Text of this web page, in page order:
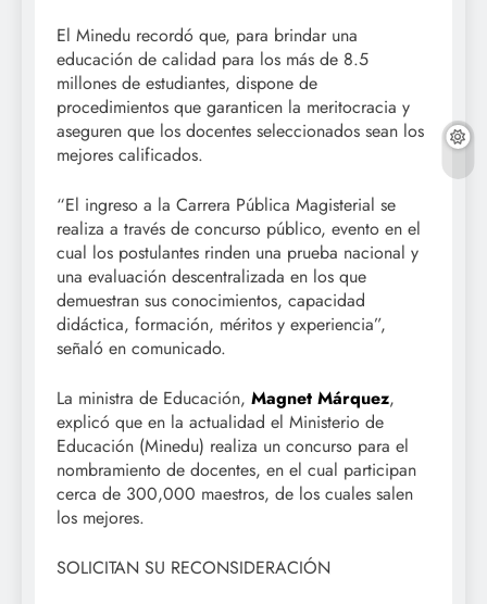
El Minedu recordó que, para brindar una
educación de calidad para los más de 8.5
millones de estudiantes, dispone de
procedimientos que garanticen la meritocracia y
aseguren que los docentes seleccionados sean los
mejores calificados.
“El ingreso a la Carrera Pública Magisterial se
realiza a través de concurso público, evento en el
cual los postulantes rinden una prueba nacional y
una evaluación descentralizada en los que
demuestran sus conocimientos, capacidad
didáctica, formación, méritos y experiencia”,
señaló en comunicado.
La ministra de Educación, Magnet Márquez,
explicó que en la actualidad el Ministerio de
Educación (Minedu) realiza un concurso para el
nombramiento de docentes, en el cual participan
cerca de 300,000 maestros, de los cuales salen
los mejores.
SOLICITAN SU RECONSIDERACIÓN